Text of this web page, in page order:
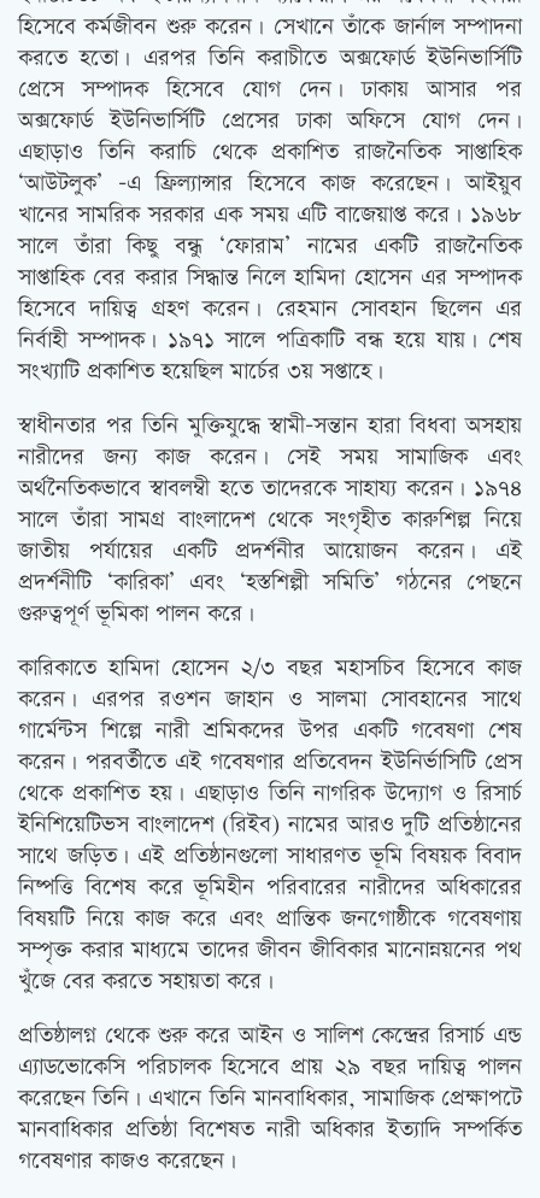
হিসেবে কর্মজীবন শুরু করেন। সেখানে তাঁকে জার্নাল সম্পাদনা
করতে হতো। এরপর তিনি করাচীতে অক্সফোর্ড ইউনিভার্সিটি
প্রেসে সম্পাদক হিসেবে যোগ দেন। ঢাকায় আসার পর
অক্সফোর্ড ইউনিভার্সিটি প্রেসের ঢাকা অফিসে যোগ দেন।
এছাড়াও তিনি করাচি থেকে প্রকাশিত রাজনৈতিক সাপ্তাহিক
‘আউটলুক’ -এ ফ্রিল্যান্সার হিসেবে কাজ করেছেন। আইয়ুব
খানের সামরিক সরকার এক সময় এটি বাজেয়াপ্ত করে। ১৯৬৮
সালে তাঁরা কিছু বন্ধু ‘ফোরাম’ নামের একটি রাজনৈতিক
সাপ্তাহিক বের করার সিদ্ধান্ত নিলে হামিদা হোসেন এর সম্পাদক
হিসেবে দায়িত্ব গ্রহণ করেন। রেহমান সোবহান ছিলেন এর
নির্বাহী সম্পাদক। ১৯৭১ সালে পত্রিকাটি বন্ধ হয়ে যায়। শেষ
সংখ্যাটি প্রকাশিত হয়েছিল মার্চের ৩য় সপ্তাহে।
স্বাধীনতার পর তিনি মুক্তিযুদ্ধে স্বামী-সন্তান হারা বিধবা অসহায়
নারীদের জন্য কাজ করেন। সেই সময় সামাজিক এবং
অর্থনৈতিকভাবে স্বাবলম্বী হতে তাদেরকে সাহায্য করেন। ১৯৭৪
সালে তাঁরা সামগ্র বাংলাদেশ থেকে সংগৃহীত কারুশিল্প নিয়ে
জাতীয় পর্যায়ের একটি প্রদর্শনীর আয়োজন করেন। এই
প্রদর্শনীটি ‘কারিকা’ এবং ‘হস্তশিল্পী সমিতি’ গঠনের পেছনে
গুরুত্বপূর্ণ ভূমিকা পালন করে।
কারিকাতে হামিদা হোসেন ২/৩ বছর মহাসচিব হিসেবে কাজ
করেন। এরপর রওশন জাহান ও সালমা সোবহানের সাথে
গার্মেন্টস শিল্পে নারী শ্রমিকদের উপর একটি গবেষণা শেষ
করেন। পরবর্তীতে এই গবেষণার প্রতিবেদন ইউনির্ভাসিটি প্রেস
থেকে প্রকাশিত হয়। এছাড়াও তিনি নাগরিক উদ্যোগ ও রিসার্চ
ইনিশিয়েটিভস বাংলাদেশ (রিইব) নামের আরও দুটি প্রতিষ্ঠানের
সাথে জড়িত। এই প্রতিষ্ঠানগুলো সাধারণত ভূমি বিষয়ক বিবাদ
নিষ্পত্তি বিশেষ করে ভূমিহীন পরিবারের নারীদের অধিকারের
বিষয়টি নিয়ে কাজ করে এবং প্রান্তিক জনগোষ্ঠীকে গবেষণায়
সম্পৃক্ত করার মাধ্যমে তাদের জীবন জীবিকার মানোন্নয়নের পথ
খুঁজে বের করতে সহায়তা করে।
প্রতিষ্ঠালগ্ন থেকে শুরু করে আইন ও সালিশ কেন্দ্রের রিসার্চ এন্ড
এ্যাডভোকেসি পরিচালক হিসেবে প্রায় ২৯ বছর দায়িত্ব পালন
করেছেন তিনি। এখানে তিনি মানবাধিকার, সামাজিক প্রেক্ষাপটে
মানবাধিকার প্রতিষ্ঠা বিশেষত নারী অধিকার ইত্যাদি সম্পর্কিত
গবেষণার কাজও করেছেন।